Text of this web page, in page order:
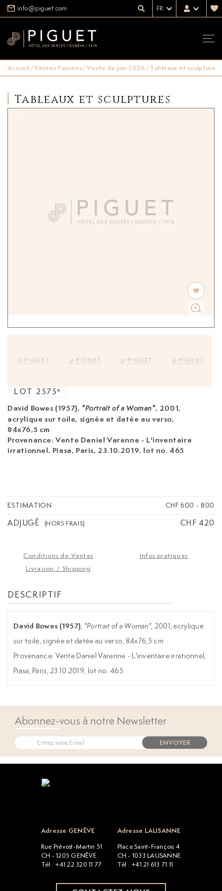
info@piguet.com FR
Accueil/Ventes Passées/Vente de juin 2026/Tableaux et sculptures
Tableaux et sculptures
David Bowes (1957), "Portrait of a Woman", 2001,
acrylique sur toile, signée et datée au verso,
84x76,5 cm
Provenance: Vente Daniel Varenne - L'inventaire
irrationnel, Piasa, Paris, 23.10.2019, lot no. 465
LOT 2575*
ESTIMATION CHF 600 - 800
ADJUGÉ (HORS FRAIS) CHF 420
Conditions de Ventes
Infos pratiques
Livraison / Shipping
DESCRIPTIF
David Bowes (1957), "Portrait of a Woman", 2001, acrylique
sur toile, signée et datée au verso, 84x76,5 cm
Provenance: Vente Daniel Varenne - L'inventaire irrationnel,
Piasa, Paris, 23.10.2019, lot no. 465
Abonnez-vous à notre Newsletter
ENVOYER
Adresse GENÈVE
Rue Prévost-Martin 51
CH - 1205 GENÈVE
Tél : +41 22 320 11 77
Adresse LAUSANNE
Place Saint-François 4
CH - 1033 LAUSANNE
Tél : +41 21 613 71 11